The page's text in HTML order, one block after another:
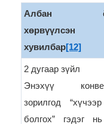
Албан
хөрвүүлсэн
хувилбар[12]
2 дугаар зүйл
Энэхүү
зорилгод
болгох” гэдэг